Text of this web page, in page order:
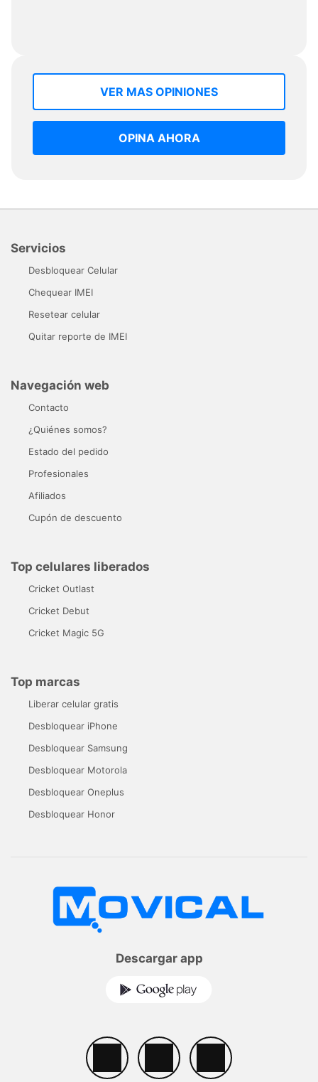
VER MAS OPINIONES
OPINA AHORA
Servicios
Desbloquear Celular
Chequear IMEI
Resetear celular
Quitar reporte de IMEI
Navegación web
Contacto
¿Quiénes somos?
Estado del pedido
Profesionales
Afiliados
Cupón de descuento
Top celulares liberados
Cricket Outlast
Cricket Debut
Cricket Magic 5G
Top marcas
Liberar celular gratis
Desbloquear iPhone
Desbloquear Samsung
Desbloquear Motorola
Desbloquear Oneplus
Desbloquear Honor
Descargar app